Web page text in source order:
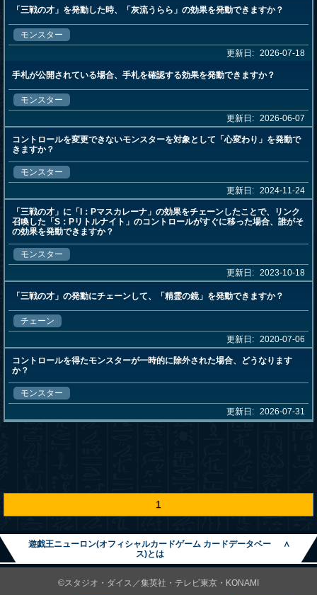
「三戦の才」を発動した時、「灰流うらら」の効果を発動できますか？
モンスター
更新日: 2026-07-18
手札が公開されている場合、手札を確認する効果を発動できますか？
モンスター
更新日: 2026-06-07
コントロールを変更できないモンスターを対象として「心変わり」を発動で
きますか？
モンスター
更新日: 2024-11-24
「三戦の才」に「I：Pマスカレーナ」の効果をチェーンしたことで、リンク
召喚した「S：Pリトルナイト」のコントロールがすぐに移った場合、誰がそ
の効果を発動できますか？
モンスター
更新日: 2023-10-18
「三戦の才」の発動にチェーンして、「精霊の鏡」を発動できますか？
チェーン
更新日: 2020-07-06
コントロールを得たモンスターが一時的に除外された場合、どうなります
か？
モンスター
更新日: 2026-07-31
1
遊戯王ニューロン(オフィシャルカードゲーム カードデータベー
ス)とは
∧
©スタジオ・ダイス／集英社・テレビ東京・KONAMI